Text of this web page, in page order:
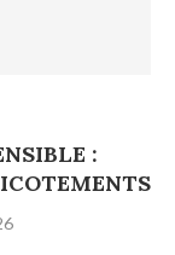
: